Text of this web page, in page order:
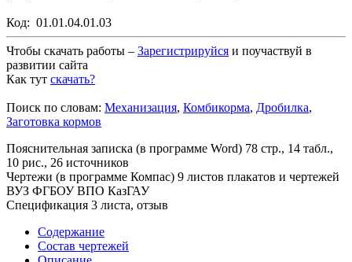
Код: 01.01.04.01.03
Чтобы скачать работы – Зарегистрируйся и поучаствуй в
развитии сайта
Как тут скачать?
Поиск по словам: Механизация, Комбикорма, Дробилка,
Заготовка кормов
Пояснительная записка (в программе Word) 78 стр., 14 табл.,
10 рис., 26 источников
Чертежи (в программе Компас) 9 листов плакатов и чертежей
ВУЗ ФГБОУ ВПО КазГАУ
Спецификация 3 листа, отзыв
Содержание
Состав чертежей